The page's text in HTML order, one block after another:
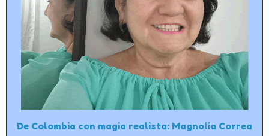
De Colombia con magia realista: Magnolia Correa